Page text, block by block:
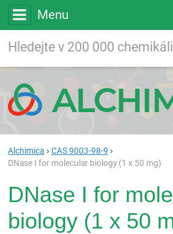
Menu
Vyhledávání
Alchimica
CAS 9003-98-9
DNase I for molecular biology (1 x 50 mg)
DNase I for
biology (1 x 50